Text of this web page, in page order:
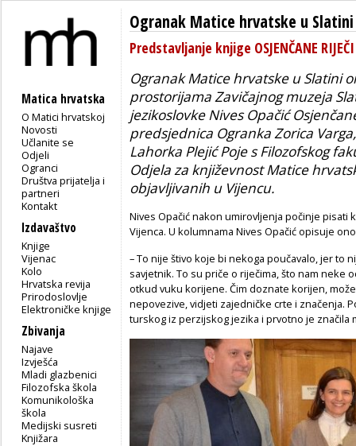
Matica hrvatska
O Matici hrvatskoj
Novosti
Učlanite se
Odjeli
Ogranci
Društva prijatelja i
partneri
Kontakt
Izdavaštvo
Knjige
Vijenac
Kolo
Hrvatska revija
Prirodoslovlje
Elektroničke knjige
Zbivanja
Najave
Izvješća
Mladi glazbenici
Filozofska škola
Komunikološka
škola
Medijski susreti
Knjižara
Ogranak Matice hrvatske u Slatini
Predstavljanje knjige OSJENČANE
Ogranak Matice hrvatske u Slatini
prostorijama Zavičajnog muzeja
jezikoslovke Nives Opačić
predsjednica Ogranka Zorica
Lahorka Plejić Poje s Filozofskog
Odjela za književnost Matice
objavljivanih u Vijencu.
Nives Opačić nakon umirovljenja počinje pisati
Vijenca. U kolumnama Nives Opačić opisuje
– To nije štivo koje bi nekoga poučavalo, jer to
savjetnik. To su priče o riječima, što nam neke
otkud vuku korijene. Čim doznate korijen,
nepovezive, vidjeti zajedničke crte i značenja.
turskog iz perzijskog jezika i prvotno je značila